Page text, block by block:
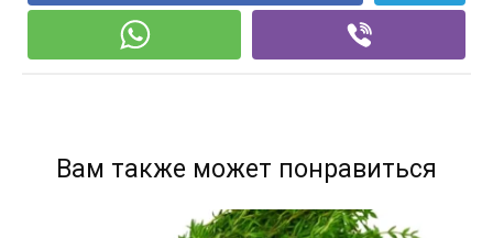
Вам также может понравиться